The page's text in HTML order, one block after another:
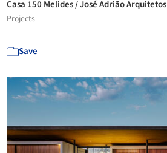
Casa 150 Melides / José Adrião Arquitetos
Projects
Save